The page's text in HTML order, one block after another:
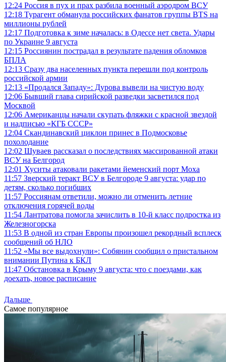
12:24 Россия в пух и прах разбила военный аэродром ВСУ
12:18 Турагент обманула российских фанатов группы BTS на
миллионы рублей
12:17 Подготовка к зиме началась: в Одессе нет света. Удары
по Украине 9 августа
12:15 Россиянин пострадал в результате падения обломков
БПЛА
12:13 Сразу два населенных пункта перешли под контроль
российской армии
12:13 «Продался Западу»: Дурова вывели на чистую воду
12:06 Бывший глава сирийской разведки засветился под
Москвой
12:06 Американцы начали скупать фляжки с красной звездой
и надписью «КГБ СССР»
12:04 Скандинавский циклон принес в Подмосковье
похолодание
12:02 Шуваев рассказал о последствиях массированной атаки
ВСУ на Белгород
12:01 Хуситы атаковали ракетами йеменский порт Моха
11:57 Зверский теракт ВСУ в Белгороде 9 августа: удар по
детям, сколько погибших
11:57 Россиянам ответили, можно ли отменить летние
отключения горячей воды
11:54 Лантратова помогла зачислить в 10-й класс подростка из
Железногорска
11:53 В одной из стран Европы произошел рекордный всплеск
сообщений об НЛО
11:52 «Мы все выдохнули»: Собянин сообщил о пристальном
внимании Путина к БКЛ
11:47 Обстановка в Крыму 9 августа: что с поездами, как
доехать, новое расписание
Дальше
Самое популярное